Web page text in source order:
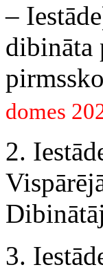
–
dibināta
domes
2.
3.